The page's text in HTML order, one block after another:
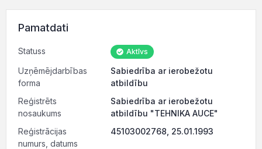
Pamatdati
Statuss Aktīvs
Uzņēmējdarbības
forma
Sabiedrība ar ierobežotu
atbildību
Reģistrēts
nosaukums
Sabiedrība ar ierobežotu
atbildību "TEHNIKA AUCE"
Reģistrācijas
numurs, datums
45103002768, 25.01.1993